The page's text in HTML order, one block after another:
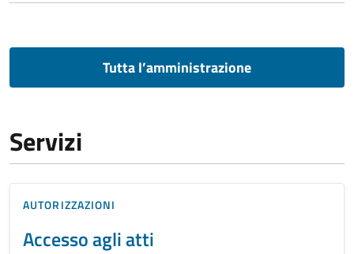
Tutta l’amministrazione
Servizi
AUTORIZZAZIONI
Accesso agli atti